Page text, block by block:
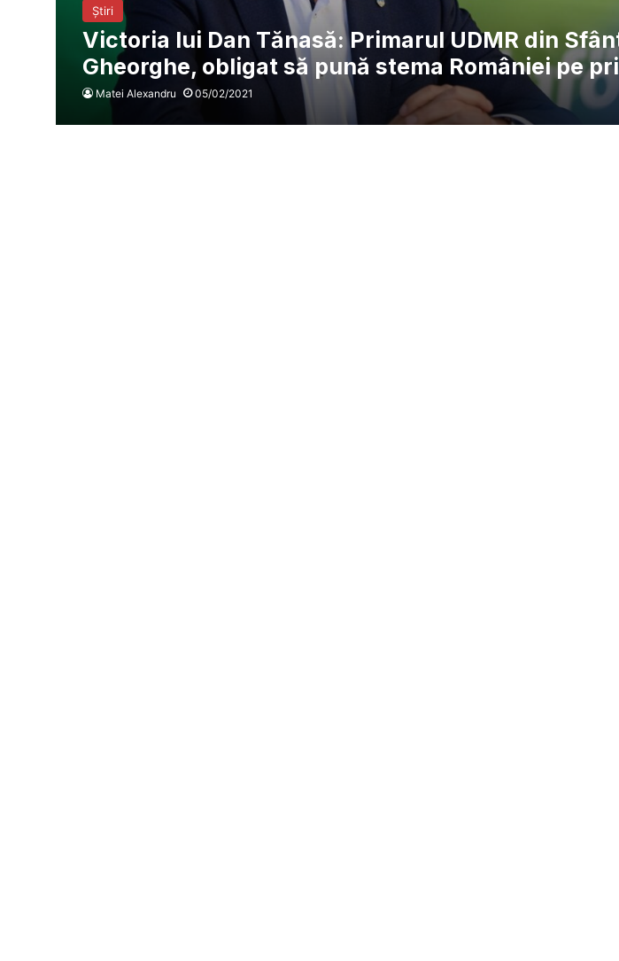
Știri
Victoria lui Dan Tănasă: Primarul UDMR din
Gheorghe, obligat să pună stema României pe
Matei Alexandru 05/02/2021